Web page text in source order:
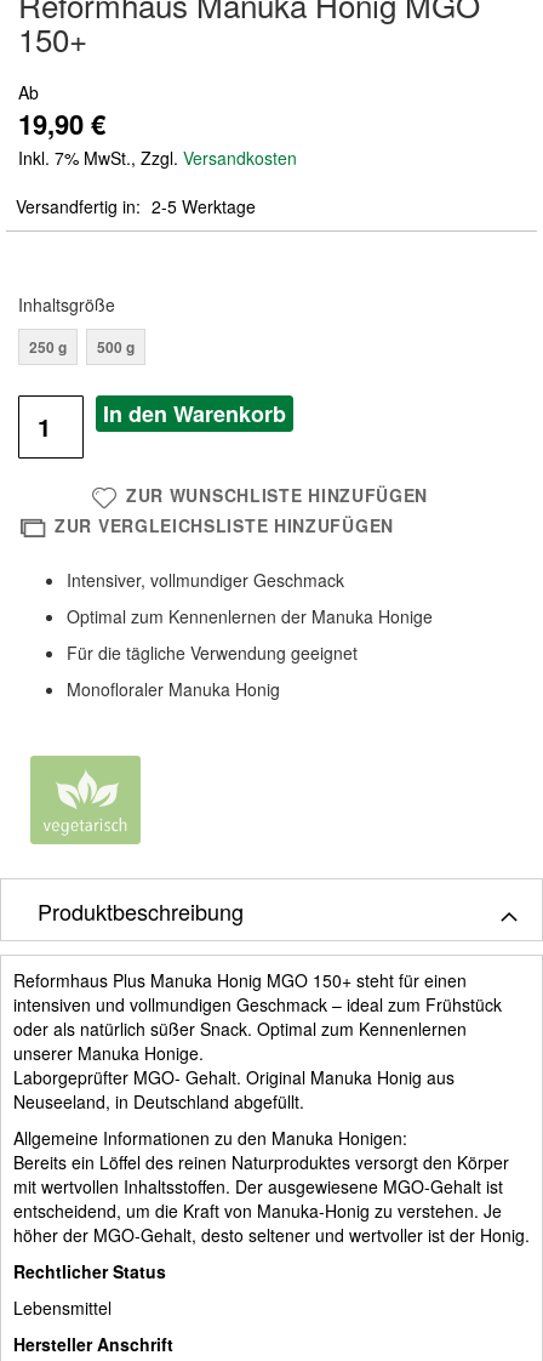
der
Bildergalerie
150+
Ab
19,90 €
Inkl. 7% MwSt., Zzgl. Versandkosten
Versandfertig in
2-5 Werktage
Inhaltsgröße
250 g 500 g
In den Warenkorb
ZUR WUNSCHLISTE HINZUFÜGEN
ZUR VERGLEICHSLISTE HINZUFÜGEN
Intensiver, vollmundiger Geschmack
Optimal zum Kennenlernen der Manuka Honige
Für die tägliche Verwendung geeignet
Monofloraler Manuka Honig
Produktbeschreibung
Reformhaus Plus Manuka Honig MGO 150+ steht für einen
intensiven und vollmundigen Geschmack – ideal zum Frühstück
oder als natürlich süßer Snack. Optimal zum Kennenlernen
unserer Manuka Honige.
Laborgeprüfter MGO- Gehalt. Original Manuka Honig aus
Neuseeland, in Deutschland abgefüllt.
Allgemeine Informationen zu den Manuka Honigen:
Bereits ein Löffel des reinen Naturproduktes versorgt den Körper
mit wertvollen Inhaltsstoffen. Der ausgewiesene MGO-Gehalt ist
entscheidend, um die Kraft von Manuka-Honig zu verstehen. Je
höher der MGO-Gehalt, desto seltener und wertvoller ist der Honig.
Rechtlicher Status
Lebensmittel
Hersteller Anschrift